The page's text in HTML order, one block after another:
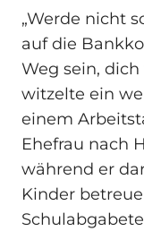
„Werde nicht
auf die
Weg sein,
witzelte ein
einem
Ehefrau nach
während er
Kinder